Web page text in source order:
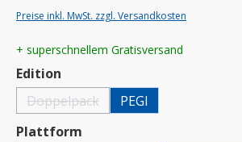
Preise inkl. MwSt. zzgl. Versandkosten
+ superschnellem Gratisversand
Edition
Doppelpack(Diese Option ist zurzeit nicht verfügbar.)
PEGI
Plattform